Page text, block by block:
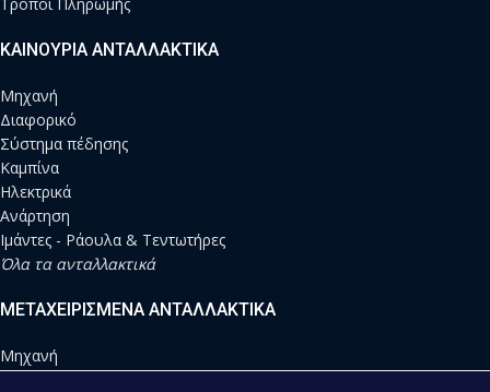
ΚΑΙΝΟΥΡΙΑ ΑΝΤΑΛΛΑΚΤΙΚΑ
Μηχανή
Διαφορικό
Σύστημα πέδησης
Καμπίνα
Ηλεκτρικά
Ανάρτηση
Ιμάντες - Ράουλα & Τεντωτήρες
Όλα τα ανταλλακτικά
ΜΕΤΑΧΕΙΡΙΣΜΕΝΑ ΑΝΤΑΛΛΑΚΤΙΚΑ
Μηχανή